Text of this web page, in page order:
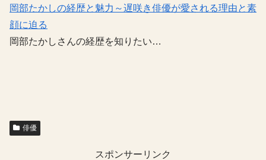
岡部たかしの経歴と魅力～遅咲き俳優が愛される理由と素
顔に迫る
岡部たかしさんの経歴を知りたい…
俳優
スポンサーリンク